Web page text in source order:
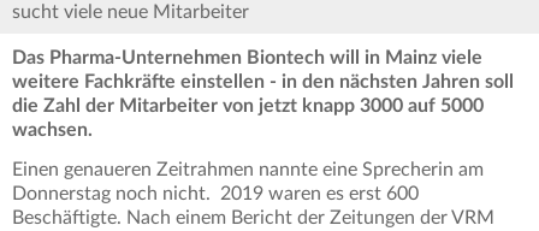
sucht viele neue Mitarbeiter
Das Pharma-Unternehmen Biontech will in Mainz viele
weitere Fachkräfte einstellen - in den nächsten Jahren soll
die Zahl der Mitarbeiter von jetzt knapp 3000 auf 5000
wachsen.
Einen genaueren Zeitrahmen nannte eine Sprecherin am
Donnerstag noch nicht. 2019 waren es erst 600
Beschäftigte. Nach einem Bericht der Zeitungen der VRM